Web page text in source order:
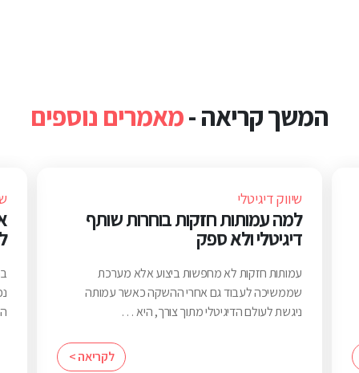
המשך קריאה -מאמרים נוספים
שיווק דיגיטלי
למה עמותות חזקות בוחרות שותף
דיגיטלי ולא ספק
עמותות חזקות לא מחפשות ביצוע אלא מערכת
שממשיכה לעבוד גם אחרי ההשקה כאשר עמותה
ניגשת לעולם הדיגיטלי מתוך צורך, היא …
לקריאה >